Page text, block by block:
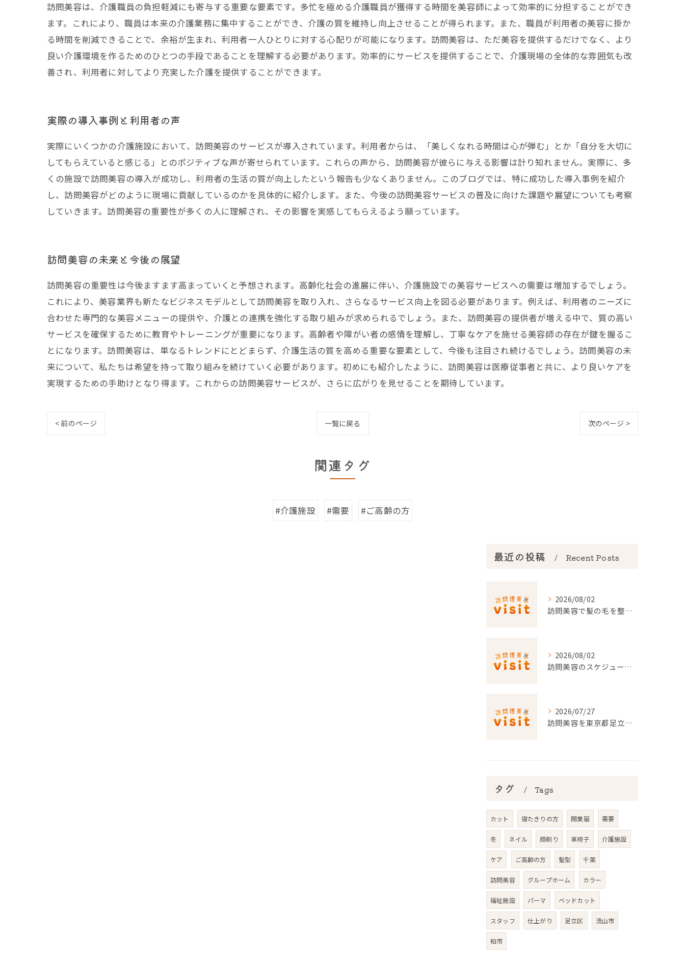
訪問美容は、介護職員の負担軽減にも寄与する重要な要素です。多忙を極める介護職員が獲得する時間を美容師によって効率的に分担することができ
ます。これにより、職員は本来の介護業務に集中することができ、介護の質を維持し向上させることが得られます。また、職員が利用者の美容に掛か
る時間を削減できることで、余裕が生まれ、利用者一人ひとりに対する心配りが可能になります。訪問美容は、ただ美容を提供するだけでなく、より
良い介護環境を作るためのひとつの手段であることを理解する必要があります。効率的にサービスを提供することで、介護現場の全体的な雰囲気も改
善され、利用者に対してより充実した介護を提供することができます。
実際の導入事例と利用者の声
実際にいくつかの介護施設において、訪問美容のサービスが導入されています。利用者からは、「美しくなれる時間は心が弾む」とか「自分を大切に
してもらえていると感じる」とのポジティブな声が寄せられています。これらの声から、訪問美容が彼らに与える影響は計り知れません。実際に、多
くの施設で訪問美容の導入が成功し、利用者の生活の質が向上したという報告も少なくありません。このブログでは、特に成功した導入事例を紹介
し、訪問美容がどのように現場に貢献しているのかを具体的に紹介します。また、今後の訪問美容サービスの普及に向けた課題や展望についても考察
していきます。訪問美容の重要性が多くの人に理解され、その影響を実感してもらえるよう願っています。
訪問美容の未来と今後の展望
訪問美容の重要性は今後ますます高まっていくと予想されます。高齢化社会の進展に伴い、介護施設での美容サービスへの需要は増加するでしょう。
これにより、美容業界も新たなビジネスモデルとして訪問美容を取り入れ、さらなるサービス向上を図る必要があります。例えば、利用者のニーズに
合わせた専門的な美容メニューの提供や、介護との連携を強化する取り組みが求められるでしょう。また、訪問美容の提供者が増える中で、質の高い
サービスを確保するために教育やトレーニングが重要になります。高齢者や障がい者の感情を理解し、丁寧なケアを施せる美容師の存在が鍵を握るこ
とになります。訪問美容は、単なるトレンドにとどまらず、介護生活の質を高める重要な要素として、今後も注目され続けるでしょう。訪問美容の未
来について、私たちは希望を持って取り組みを続けていく必要があります。初めにも紹介したように、訪問美容は医療従事者と共に、より良いケアを
実現するための手助けとなり得ます。これからの訪問美容サービスが、さらに広がりを見せることを期待しています。
< 前のページ 一覧に戻る 次のページ >
関連タグ
#介護施設 #需要 #ご高齢の方
最近の投稿 Recent Posts
2026/08/02
訪問美容で髪の毛を整える事前準備と安心料金ポイントを徹底解説
2026/08/02
訪問美容のスケジュール調整を東京都でスムーズに行うポイント
2026/07/27
訪問美容を東京都足立区で利用するための申請条件と手続き徹底ガイド
タグ Tags
カット 寝たきりの方 開業届 需要
冬 ネイル 顔剃り 車椅子 介護施設
ケア ご高齢の方 髪型 千葉
訪問美容 グループホーム カラー
福祉施設 パーマ ベッドカット
スタッフ 仕上がり 足立区 流山市
柏市